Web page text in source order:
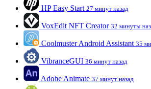
HP Easy Start 27 минут назад
VoxEdit NFT Creator 32 минуты
Coolmuster Android Assistant 35
VibranceGUI 36 минут назад
Adobe Animate 37 минут назад